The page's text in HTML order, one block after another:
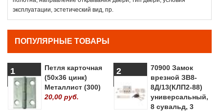
эксплуатации, эстетический вид, пр.
ПОПУЛЯРНЫЕ ТОВАРЫ
1
Петля карточная
(50х36 цинк)
Металлист (300)
20,00 руб.
2
70900 Замок
врезной ЗВ8-
8Д/13(КЛП2-88)
универсальный,
8 сувальд, 3